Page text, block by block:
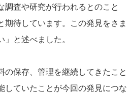
調査や研究が行われるとのこと
待しています。この発見をさま
と述べました。
保存、管理を継続してきたこと
していたことが今回の発見につな